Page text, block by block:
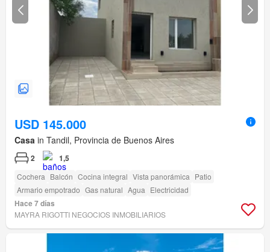
USD 145.000
Casa in Tandil, Provincia de Buenos Aires
2 1,5
Cochera Balcón Cocina integral Vista panorámica Patio
Armario empotrado Gas natural Agua Electricidad
Hace 7 días
MAYRA RIGOTTI NEGOCIOS INMOBILIARIOS